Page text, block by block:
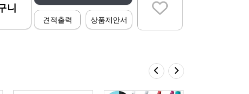
견적출력 상품제안서
니